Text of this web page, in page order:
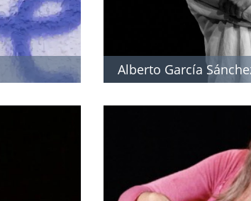
Alberto García